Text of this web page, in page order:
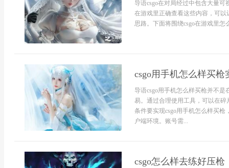
导语csgo在对局经过中包含大量
在游戏里正确查看这些内容，可
思路。下面将围绕csgo在游戏里
csgo用手机怎么样买枪
导语csgo用手机怎么样买枪并不
易。通过合理使用工具，可以在
条件要实现csgo用手机怎么样买枪
户端环境。账号需...
csgo怎么样去练好压枪